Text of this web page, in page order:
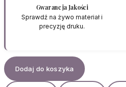
Gwarancja Jakości
Sprawdź na żywo materiał i
precyzję druku.
Dodaj do koszyka